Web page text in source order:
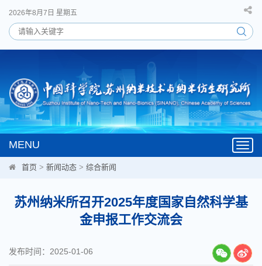
2026年8月7日 星期五
MENU
首页 > 新闻动态 > 综合新闻
苏州纳米所召开2025年度国家自然科学基
金申报工作交流会
发布时间：2025-01-06